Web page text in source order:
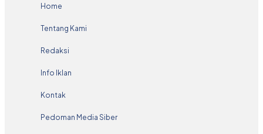
Home
Tentang Kami
Redaksi
Info Iklan
Kontak
Pedoman Media Siber